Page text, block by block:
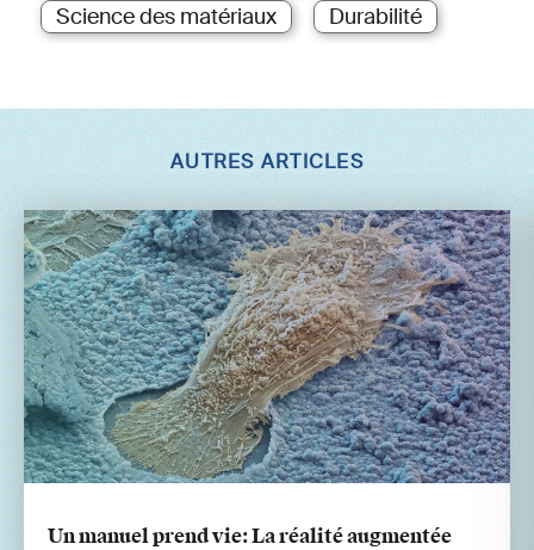
Science des matériaux
Durabilité
AUTRES ARTICLES
Un manuel prend vie: La réalité augmentée